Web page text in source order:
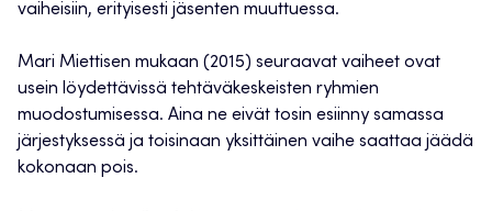
vaiheisiin, erityisesti jäsenten muuttuessa.
Mari Miettisen mukaan (2015) seuraavat vaiheet ovat
usein löydettävissä tehtäväkeskeisten ryhmien
muodostumisessa. Aina ne eivät tosin esiinny samassa
järjestyksessä ja toisinaan yksittäinen vaihe saattaa jäädä
kokonaan pois.